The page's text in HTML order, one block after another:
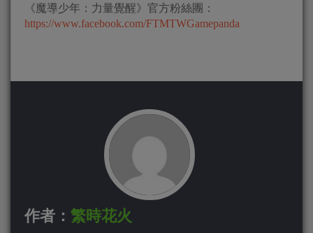
《魔導少年：力量覺醒》官方粉絲團：
https://www.facebook.com/FTMTWGamepanda
作者： 繁時花火